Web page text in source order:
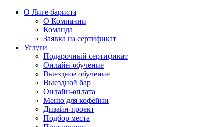
О Лиге бариста
О Компании
Команда
Заявка на сертификат
Услуги
Подарочный сертификат
Онлайн-обучение
Выездное обучение
Выездной бар
Онлайн-оплата
Меню для кофейни
Дизайн-проект
Подбор места